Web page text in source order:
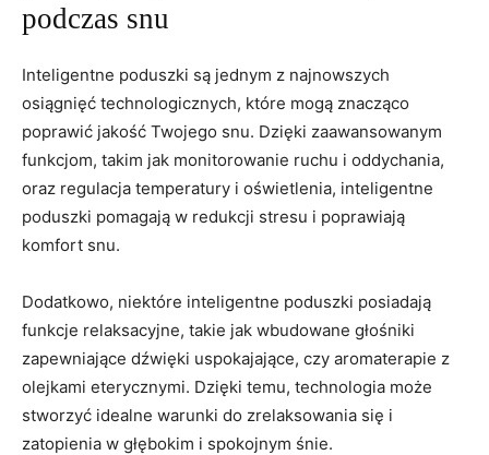
podczas snu
Inteligentne poduszki‌ są jednym z⁣ najnowszych
osiągnięć⁣ technologicznych, które ⁢mogą znacząco
⁣poprawić jakość Twojego​ snu. Dzięki zaawansowanym
funkcjom, takim jak monitorowanie‌ ruchu i​ oddychania,
‌oraz regulacja ‌temperatury i ‍oświetlenia, inteligentne
poduszki pomagają⁤ w redukcji stresu i⁣ poprawiają
komfort ​snu.
Dodatkowo, niektóre inteligentne ⁤poduszki posiadają
‌funkcje ​relaksacyjne,‌ takie⁢ jak wbudowane ⁢głośniki
zapewniające dźwięki uspokajające, czy aromaterapie‍ z
olejkami eterycznymi. Dzięki temu,‍ technologia może
stworzyć​ idealne ‌warunki do zrelaksowania się‍ i‍
zatopienia w głębokim i⁣ spokojnym śnie.